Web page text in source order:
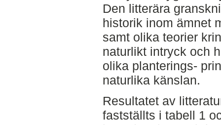
Den litterära
historik inom ämnet
samt olika teorier
naturlikt intryck och
olika planterings-
naturlika känslan.
Resultatet av
fastställts i tabell 1